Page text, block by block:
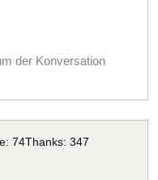
der Konversation
74Thanks: 347